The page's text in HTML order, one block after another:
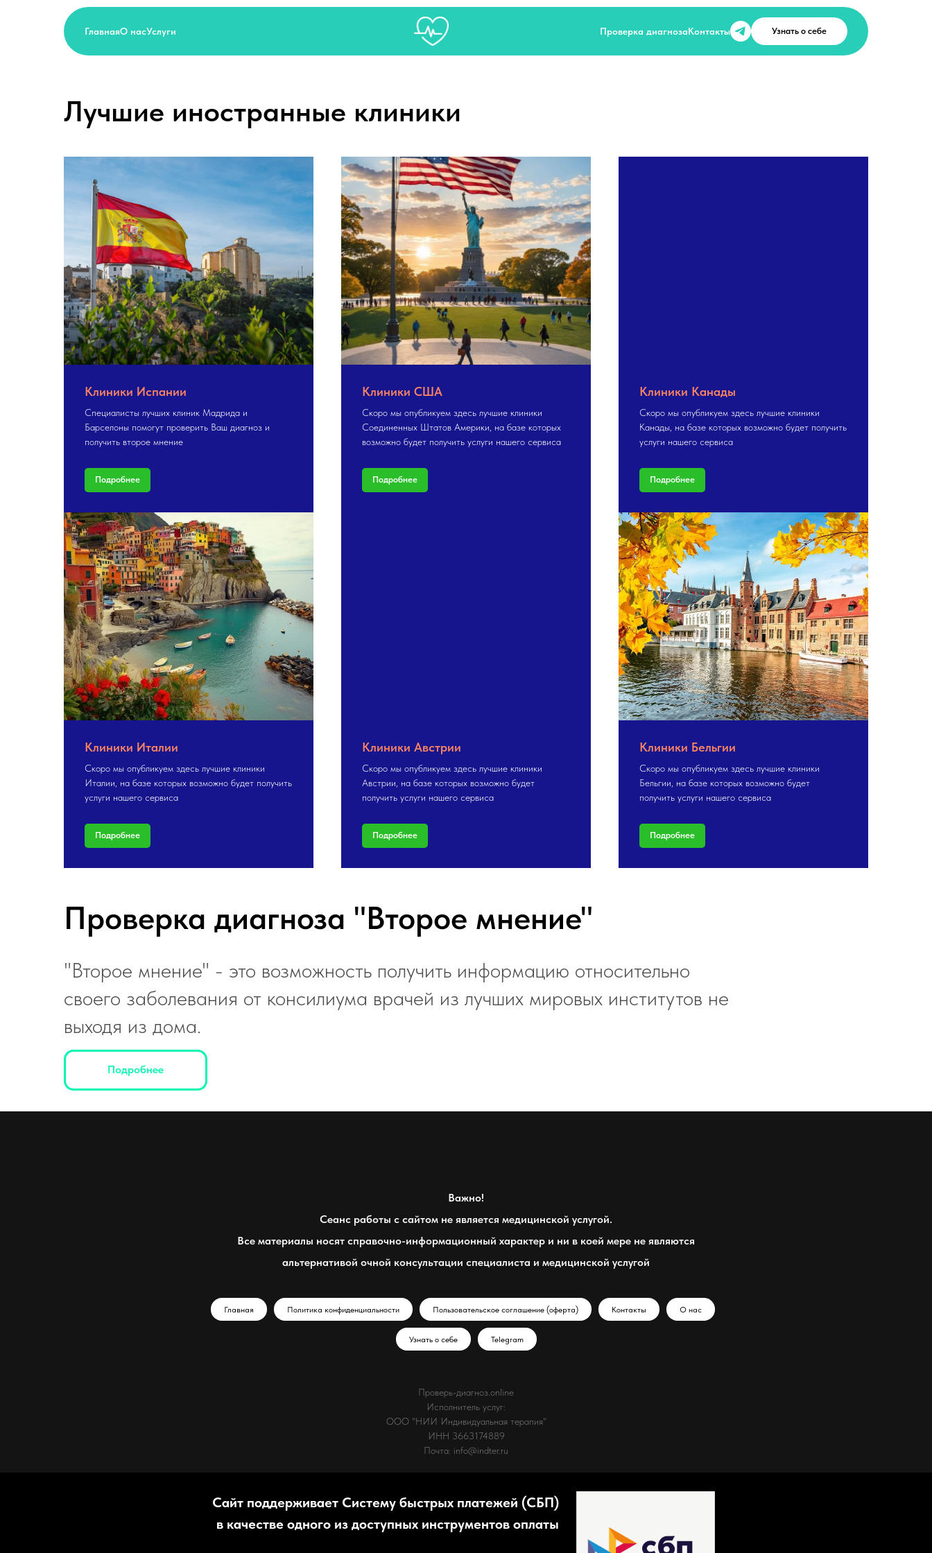
ГлавнаяО насУслуги Проверка диагнозаКонтакты Узнать о себе
Лучшие иностранные клиники
Клиники Испании
Специалисты лучших клиник Мадрида и
Барселоны помогут проверить Ваш диагноз и
получить второе мнение
Подробнее
Клиники США
Скоро мы опубликуем здесь лучшие клиники
Соединенных Штатов Америки, на базе которых
возможно будет получить услуги нашего сервиса
Подробнее
Клиники Канады
Скоро мы опубликуем здесь лучшие клиники
Канады, на базе которых возможно будет получить
услуги нашего сервиса
Подробнее
Клиники Италии
Скоро мы опубликуем здесь лучшие клиники
Италии, на базе которых возможно будет получить
услуги нашего сервиса
Подробнее
Клиники Австрии
Скоро мы опубликуем здесь лучшие клиники
Австрии, на базе которых возможно будет
получить услуги нашего сервиса
Подробнее
Клиники Бельгии
Скоро мы опубликуем здесь лучшие клиники
Бельгии, на базе которых возможно будет
получить услуги нашего сервиса
Подробнее
Проверка диагноза "Второе мнение"
"Второе мнение" - это возможность получить информацию относительно
своего заболевания от консилиума врачей из лучших мировых институтов не
выходя из дома.
Подробнее
Важно!
Сеанс работы с сайтом не является медицинской услугой.
Все материалы носят справочно-информационный характер и ни в коей мере не являются
альтернативой очной консультации специалиста и медицинской услугой
Главная Политика конфиденциальности Пользовательское соглашение (оферта) Контакты О нас
Узнать о себе Telegram
Проверь-диагноз.online
Исполнитель услуг:
ООО "НИИ Индивидуальная терапия"
ИНН 3663174889
Почта: info@indter.ru
Сайт поддерживает Систему быстрых платежей (СБП)
в качестве одного из доступных инструментов оплаты